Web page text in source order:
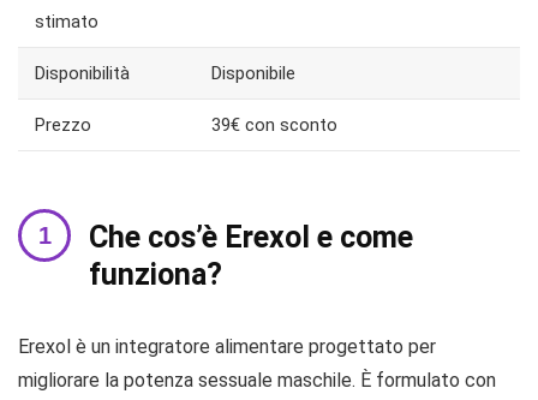
stimato
Disponibilità Disponibile
Prezzo 39€ con sconto
Che cos’è Erexol e come
funziona?
Erexol è un integratore alimentare progettato per
migliorare la potenza sessuale maschile. È formulato con